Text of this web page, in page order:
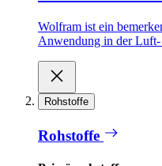
Wolfram ist ein
Anwendung in der
Rohstoffe
Rohstoffe